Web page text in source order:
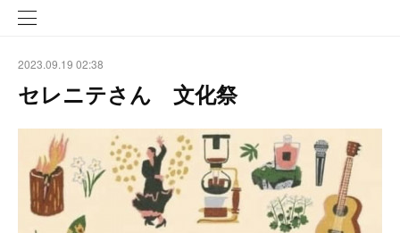
2023.09.19 02:38
セレニテさん 文化祭